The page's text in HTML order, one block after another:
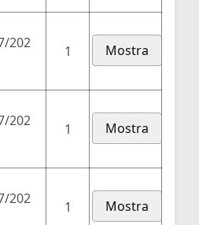
202
1 Mostra
202
1 Mostra
202
1 Mostra